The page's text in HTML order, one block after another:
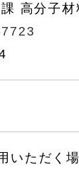
高分子材
いただく